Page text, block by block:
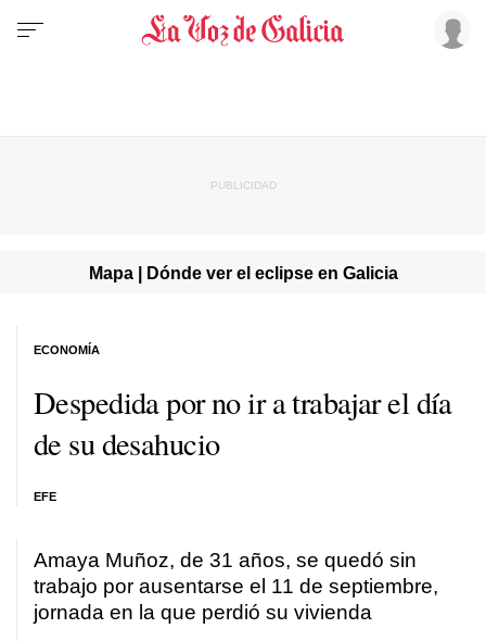
Mapa | Dónde ver el eclipse en Galicia
Despedida por no ir a trabajar el día
de su desahucio
EFE
ECONOMÍA
Amaya Muñoz, de 31 años, se quedó sin
trabajo por ausentarse el 11 de septiembre,
jornada en la que perdió su vivienda